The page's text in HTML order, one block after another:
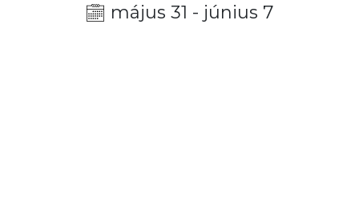
május 31 - június 7